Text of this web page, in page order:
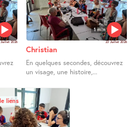
2026
1 min
23 Juillet 2026
Christian
En quelques secondes, découvrez
un visage, une histoire,...
liens